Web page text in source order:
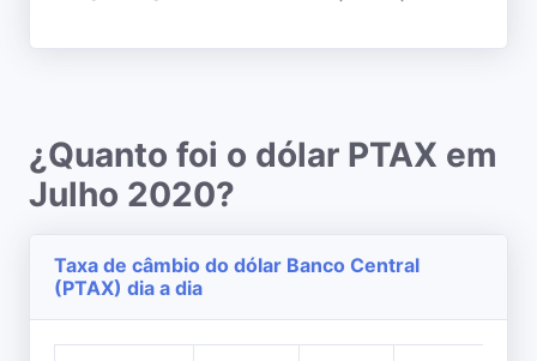
¿Quanto foi o dólar PTAX em
Julho 2020?
Taxa de câmbio do dólar Banco Central
(PTAX) dia a dia